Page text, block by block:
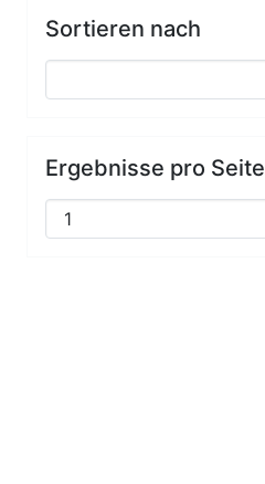
Sortieren nach
Ergebnisse pro Seite